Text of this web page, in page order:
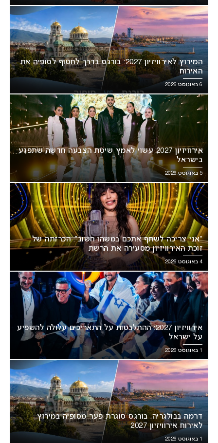
המירוץ לאירוויזיון 2027: בורגס בדרך לחטוף לסופיה את
האירוח
6 באוגוסט 2026
אירוויזיון 2027 עשוי לאמץ שיטת הצבעה חדשה שתפגע
בישראל
5 באוגוסט 2026
“אני צריכה לשתף אתכם במשהו חשוב”: הכרזתה של
זוכת האירוויזיון מסעירה את הרשת
4 באוגוסט 2026
אירוויזיון 2027: ההתלבטות על התאריכים עלולה להשפיע
על ישראל
1 באוגוסט 2026
דרמה בבולגריה: בורגס סוגרת פער מסופיה במירוץ
לאירוח אירוויזיון 2027
1 באוגוסט 2026